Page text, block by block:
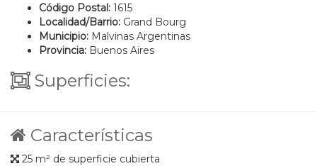
Código Postal: 1615
Localidad/Barrio: Grand Bourg
Municipio: Malvinas Argentinas
Provincia: Buenos Aires
Superficies:
Características
25 m² de superficie cubierta